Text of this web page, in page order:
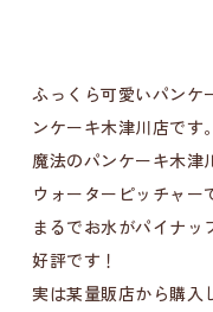
ふっくら可愛いパン
ンケーキ木津川店です。
魔法のパンケーキ木津
ウォーターピッチャー
まるでお水がパイナッ
好評です！
実は某量販店から購入